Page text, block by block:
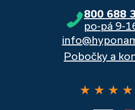
800 688
po-pá 9-
Pobočky a
★ ★ ★ ★